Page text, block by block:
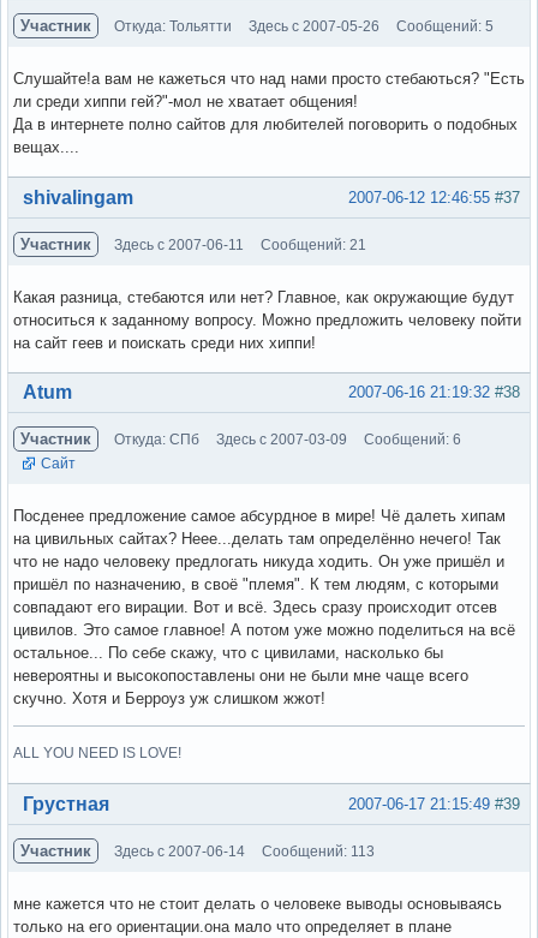
Участник Откуда: Тольятти Здесь с 2007-05-26 Сообщений: 5
Слушайте!а вам не кажеться что над нами просто стебаються? "Есть
ли среди хиппи гей?"-мол не хватает общения!
Да в интернете полно сайтов для любителей поговорить о подобных
вещах....
Вне форума #37
2007-06-12 12:46:55
shivalingam
Участник Здесь с 2007-06-11 Сообщений: 21
Какая разница, стебаются или нет? Главное, как окружающие будут
относиться к заданному вопросу. Можно предложить человеку пойти
на сайт геев и поискать среди них хиппи!
Вне форума #38
2007-06-16 21:19:32
Atum
Участник Откуда: СПб Здесь с 2007-03-09
Сообщений: 6
Сайт
Посденее предложение самое абсурдное в мире! Чё далеть хипам
на цивильных сайтах? Неее...делать там определённо нечего! Так
что не надо человеку предлогать никуда ходить. Он уже пришёл и
пришёл по назначению, в своё "племя". К тем людям, с которыми
совпадают его вирации. Вот и всё. Здесь сразу происходит отсев
цивилов. Это самое главное! А потом уже можно поделиться на всё
остальное... По себе скажу, что с цивилами, насколько бы
невероятны и высокопоставлены они не были мне чаще всего
скучно. Хотя и Берроуз уж слишком жжот!
ALL YOU NEED IS LOVE!
Вне форума #39
2007-06-17 21:15:49
Грустная
Участник Здесь с 2007-06-14 Сообщений: 113
мне кажется что не стоит делать о человеке выводы основываясь
только на его ориентации.она мало что определяет в плане